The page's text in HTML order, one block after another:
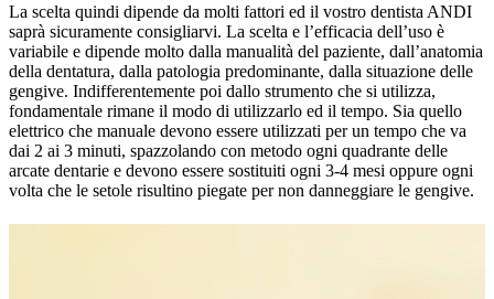
La scelta quindi dipende da molti fattori ed il vostro dentista ANDI
saprà sicuramente consigliarvi. La scelta e l’efficacia dell’uso è
variabile e dipende molto dalla manualità del paziente, dall’anatomia
della dentatura, dalla patologia predominante, dalla situazione delle
gengive. Indifferentemente poi dallo strumento che si utilizza,
fondamentale rimane il modo di utilizzarlo ed il tempo. Sia quello
elettrico che manuale devono essere utilizzati per un tempo che va
dai 2 ai 3 minuti, spazzolando con metodo ogni quadrante delle
arcate dentarie e devono essere sostituiti ogni 3-4 mesi oppure ogni
volta che le setole risultino piegate per non danneggiare le gengive.